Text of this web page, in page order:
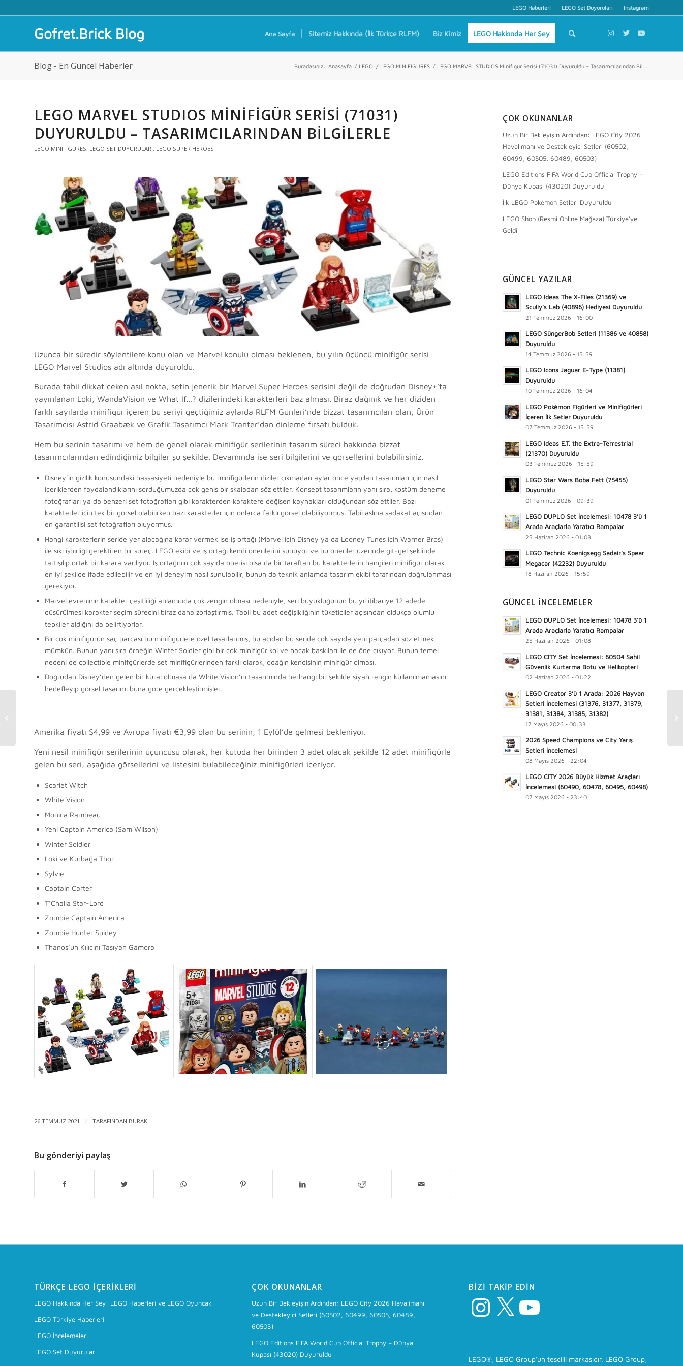
LEGO Haberleri LEGO Set Duyuruları Instagram
Gofret.Brick Blog Ana Sayfa Sitemiz Hakkında (İlk Türkçe RLFM) Biz Kimiz LEGO Hakkında Her Şey
Blog - En Güncel Haberler Buradasınız: Anasayfa / LEGO / LEGO MINIFIGURES / LEGO MARVEL STUDIOS Minifigür Serisi (71031) Duyuruldu – Tasarımcılarından Bil...
LEGO MARVEL STUDIOS MINIFIGÜR SERISI (71031)
DUYURULDU – TASARIMCILARINDAN BILGILERLE
LEGO MINIFIGURES, LEGO SET DUYURULARI, LEGO SUPER HEROES
Uzunca bir süredir söylentilere konu olan ve Marvel konulu olması beklenen, bu yılın üçüncü minifigür serisi
LEGO Marvel Studios adı altında duyuruldu.
Burada tabii dikkat çeken asıl nokta, setin jenerik bir Marvel Super Heroes serisini değil de doğrudan Disney+’ta
yayınlanan Loki, WandaVision ve What If…? dizilerindeki karakterleri baz alması. Biraz dağınık ve her diziden
farklı sayılarda minifigür içeren bu seriyi geçtiğimiz aylarda RLFM Günleri’nde bizzat tasarımcıları olan, Ürün
Tasarımcısı Astrid Graabæk ve Grafik Tasarımcı Mark Tranter’dan dinleme fırsatı bulduk.
Hem bu serinin tasarımı ve hem de genel olarak minifigür serilerinin tasarım süreci hakkında bizzat
tasarımcılarından edindiğimiz bilgiler şu şekilde. Devamında ise seri bilgilerini ve görsellerini bulabilirsiniz.
Disney’in gizllik konusundaki hassasiyeti nedeniyle bu minifigürlerin diziler çıkmadan aylar önce yapılan tasarımları için nasıl
içeriklerden faydalandıklarını sorduğumuzda çok geniş bir skaladan söz ettiler. Konsept tasarımların yanı sıra, kostüm deneme
fotoğrafları ya da benzeri set fotoğrafları gibi karakterden karaktere değişen kaynakları olduğundan söz ettiler. Bazı
karakterler için tek bir görsel olabilirken bazı karakterler için onlarca farklı görsel olabiliyormuş. Tabii aslına sadakat açısından
en garantilisi set fotoğrafları oluyormuş.
Hangi karakterlerin seride yer alacağına karar vermek ise iş ortağı (Marvel için Disney ya da Looney Tunes için Warner Bros)
ile sıkı işbirliği gerektiren bir süreç. LEGO ekibi ve iş ortağı kendi önerilerini sunuyor ve bu öneriler üzerinde git-gel şeklinde
tartışılıp ortak bir karara varılıyor. İş ortağının çok sayıda önerisi olsa da bir taraftan bu karakterlerin hangileri minifigür olarak
en iyi şekilde ifade edilebilir ve en iyi deneyim nasıl sunulabilir, bunun da teknik anlamda tasarım ekibi tarafından doğrulanması
gerekiyor.
Marvel evreninin karakter çeşitliliği anlamında çok zengin olması nedeniyle, seri büyüklüğünün bu yıl itibariye 12 adede
düşürülmesi karakter seçim sürecini biraz daha zorlaştırmış. Tabii bu adet değişikliğinin tüketiciler açısından oldukça olumlu
tepkiler aldığını da belirtiyorlar.
Bir çok minifigürün saç parçası bu minifigürlere özel tasarlanmış, bu açıdan bu seride çok sayıda yeni parçadan söz etmek
mümkün. Bunun yanı sıra örneğin Winter Soldier gibi bir çok minifigür kol ve bacak baskıları ile de öne çıkıyor. Bunun temel
nedeni de collectible minifgürlerde set minifigürlerinden farklı olarak, odağın kendisinin minifigür olması.
Doğrudan Disney’den gelen bir kural olmasa da White Vision’ın tasarımında herhangi bir şekilde siyah rengin kullanılmamasını
hedefleyip görsel tasarımı buna göre gerçekleştirmişler.
Amerika fiyatı $4,99 ve Avrupa fiyatı €3,99 olan bu serinin, 1 Eylül’de gelmesi bekleniyor.
Yeni nesil minifigür serilerinin üçüncüsü olarak, her kutuda her birinden 3 adet olacak şekilde 12 adet minifigürle
gelen bu seri, aşağıda görsellerini ve listesini bulabileceğiniz minifigürleri içeriyor.
Scarlet Witch
White Vision
Monica Rambeau
Yeni Captain America (Sam Wilson)
Winter Soldier
Loki ve Kurbağa Thor
Sylvie
Captain Carter
T’Challa Star-Lord
Zombie Captain America
Zombie Hunter Spidey
Thanos’un Kılıcını Taşıyan Gamora
26 TEMMUZ 2021 / TARAFINDAN BURAK
Bu gönderiyi paylaş
ÇOK OKUNANLAR
Uzun Bir Bekleyişin Ardından: LEGO City 2026
Havalimanı ve Destekleyici Setleri (60502,
60499, 60505, 60489, 60503)
LEGO Editions FIFA World Cup Official Trophy –
Dünya Kupası (43020) Duyuruldu
İlk LEGO Pokémon Setleri Duyuruldu
LEGO Shop (Resmi Online Mağaza) Türkiye’ye
Geldi
GÜNCEL YAZILAR
LEGO Ideas The X-Files (21369) ve
Scully’s Lab (40896) Hediyesi Duyuruldu
21 Temmuz 2026 - 16:00
LEGO SüngerBob Setleri (11386 ve 40858)
Duyuruldu
14 Temmuz 2026 - 15:59
LEGO Icons Jaguar E-Type (11381)
Duyuruldu
10 Temmuz 2026 - 16:04
LEGO Pokémon Figürleri ve Minifigürleri
İçeren İlk Setler Duyuruldu
07 Temmuz 2026 - 15:59
LEGO Ideas E.T. the Extra-Terrestrial
(21370) Duyuruldu
03 Temmuz 2026 - 15:59
LEGO Star Wars Boba Fett (75455)
Duyuruldu
01 Temmuz 2026 - 09:39
LEGO DUPLO Set İncelemesi: 10478 3’ü 1
Arada Araçlarla Yaratıcı Rampalar
25 Haziran 2026 - 01:08
LEGO Technic Koenigsegg Sadair’s Spear
Megacar (42232) Duyuruldu
18 Haziran 2026 - 15:59
GÜNCEL İNCELEMELER
LEGO DUPLO Set İncelemesi: 10478 3’ü 1
Arada Araçlarla Yaratıcı Rampalar
25 Haziran 2026 - 01:08
LEGO CITY Set İncelemesi: 60504 Sahil
Güvenlik Kurtarma Botu ve Helikopteri
02 Haziran 2026 - 01:22
LEGO Creator 3’ü 1 Arada: 2026 Hayvan
Setleri İncelemesi (31376, 31377, 31379,
31381, 31384, 31385, 31382)
17 Mayıs 2026 - 00:33
2026 Speed Champions ve City Yarış
Setleri İncelemesi
08 Mayıs 2026 - 22:04
LEGO CITY 2026 Büyük Hizmet Araçları
İncelemesi (60490, 60478, 60495, 60498)
07 Mayıs 2026 - 23:40
TÜRKÇE LEGO İÇERIKLERI
LEGO Hakkında Her Şey: LEGO Haberleri ve LEGO Oyuncak
LEGO Türkiye Haberleri
LEGO İncelemeleri
LEGO Set Duyuruları
ÇOK OKUNANLAR
Uzun Bir Bekleyişin Ardından: LEGO City 2026 Havalimanı
ve Destekleyici Setleri (60502, 60499, 60505, 60489,
60503)
LEGO Editions FIFA World Cup Official Trophy – Dünya
Kupası (43020) Duyuruldu
BIZI TAKIP EDIN
Instagram
LEGO®, LEGO Group'un tescilli markasıdır. LEGO Group,
Ziyareti